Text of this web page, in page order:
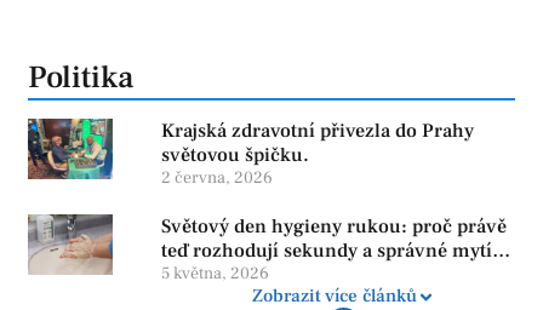
Politika
Krajská zdravotní přivezla do Prahy
světovou špičku.
2 června, 2026
Světový den hygieny rukou: proč právě
teď rozhodují sekundy a správné mytí
rukou
5 května, 2026
Zobrazit více článků